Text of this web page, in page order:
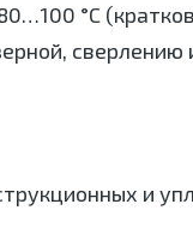
°C
сверлению
и